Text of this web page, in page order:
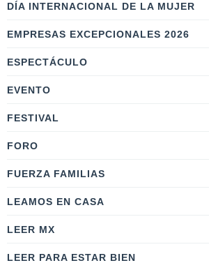
DÍA INTERNACIONAL DE LA MUJER
EMPRESAS EXCEPCIONALES 2026
ESPECTÁCULO
EVENTO
FESTIVAL
FORO
FUERZA FAMILIAS
LEAMOS EN CASA
LEER MX
LEER PARA ESTAR BIEN